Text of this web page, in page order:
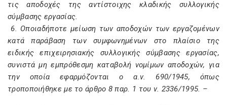
τις αποδοχές της αντίστοιχης κλαδικής συλλογικής
σύμβασης εργασίας.
6. Οποιαδήποτε μείωση των αποδοχών των εργαζομένων
κατά παράβαση των συμφωνημένων στο πλαίσιο της
ειδικής επιχειρησιακής συλλογικής σύμβασης εργασίας,
συνιστά μη εμπρόθεσμη καταβολή νομίμων αποδοχών, για
την οποία εφαρμόζονται ο α.ν. 690/1945, όπως
τροποποιήθηκε με το άρθρο 8 παρ. 1 του ν. 2336/1995. –